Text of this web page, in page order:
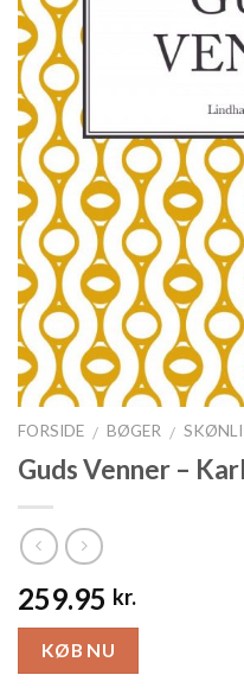
FORSIDE / BØGER /
Guds Venner –
259.95 kr.
KØB NU